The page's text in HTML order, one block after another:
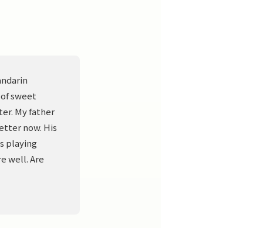
sweet
My father
now. His
playing
well. Are